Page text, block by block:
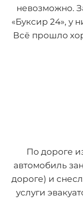
невозможно.
«Буксир 24», у
Всё прошло
По дороге
автомобиль
дороге) и
услуги